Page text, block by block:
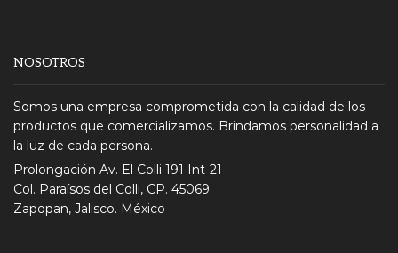
NOSOTROS
Somos una empresa comprometida con la calidad de los
productos que comercializamos. Brindamos personalidad a
la luz de cada persona.
Prolongación Av. El Colli 191 Int-21
Col. Paraísos del Colli, CP. 45069
Zapopan, Jalisco. México